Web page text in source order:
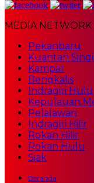
MEDIA NETWORK
Pekanbaru
Kuantan
Kampar
Bengkalis
Indragiri Hulu
Kepulauan
Pelalawan
Indragiri Hilir
Rokan Hilir
Rokan Hulu
Siak
Beranda